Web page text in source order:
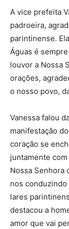
A vice prefeita
padroeira,
parintinense.
Águas é
louvor a Nossa
orações,
o nosso povo,
Vanessa falou
manifestação
coração se
juntamente
Nossa Senhora
nos
lares
destacou a
amor que vai